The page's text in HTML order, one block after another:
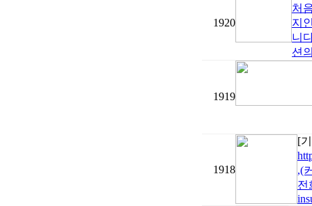
1920
처
지
니
션
1919
1918
[
,(
전